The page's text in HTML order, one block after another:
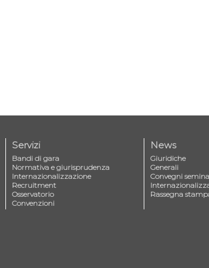
Servizi
Bandi di gara
Normativa e giurisprudenza
Internazionalizzazione
Recruitment
Osservatorio
Convenzioni
News
Giuridiche
Generali
Convegni
Rassegna